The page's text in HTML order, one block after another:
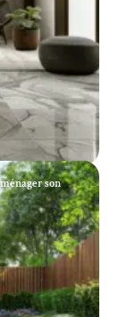
son